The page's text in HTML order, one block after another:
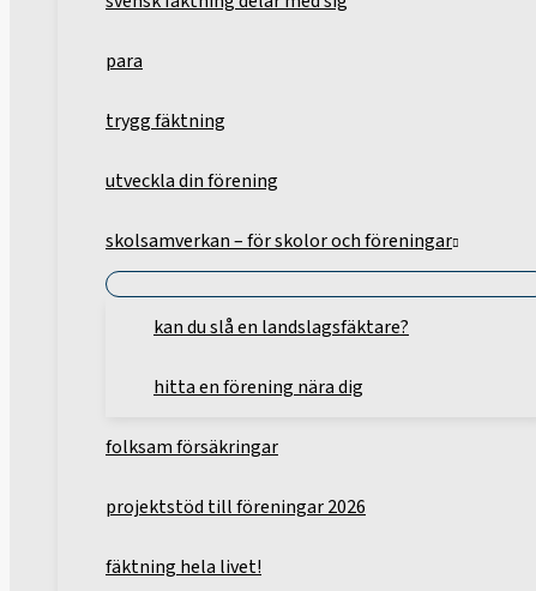
para
trygg fäktning
utveckla din förening
skolsamverkan – för skolor och föreningar
kan du slå en landslagsfäktare?
hitta en förening nära dig
folksam försäkringar
projektstöd till föreningar 2026
fäktning hela livet!